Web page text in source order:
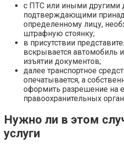
с ПТС или иными другими
подтверждающими
определенному лицу,
штрафную стоянку;
в присутствии
вскрывается автомобиль и
изъятии документов;
далее транспортное
опечатывается, а
оформить разрешение на
правоохранительных
Нужно ли в этом
услуги